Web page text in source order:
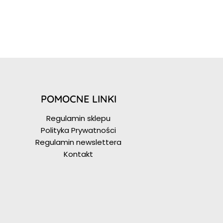
POMOCNE LINKI
Regulamin sklepu
Polityka Prywatności
Regulamin newslettera
Kontakt